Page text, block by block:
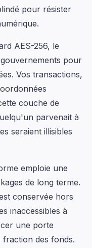
pour résister
AES-256, le
pour
Vos transactions,
couche de
parvenait à
seraient illisibles
emploie une
de long terme.
conservée hors
inaccessibles à
une porte
des fonds.